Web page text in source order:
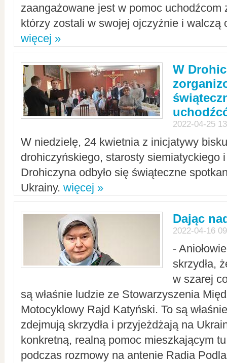
zaangażowane jest w pomoc uchodźcom
którzy zostali w swojej ojczyźnie i walczą
więcej »
W
2022-04-25
W niedzielę, 24 kwietnia z inicjatywy
drohiczyńskiego, starosty siemiatyckiego
Drohiczyna odbyło się świąteczne
Ukrainy. więcej »
Dając
2022-04-16
-
skrzydła,
w szarej
są właśnie ludzie ze Stowarzyszenia
Motocyklowy Rajd Katyński. To są
zdejmują skrzydła i przyjeżdżają na
konkretną, realną pomoc mieszkającym
podczas rozmowy na antenie Radia